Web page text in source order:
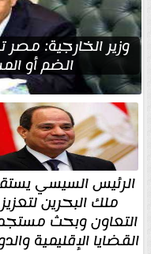
وزير الخارجية:
الضم أو
الرئيس السيسي
ملك البحرين لتعزيز
التعاون وبحث
القضايا الإقليمية